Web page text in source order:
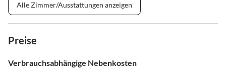
Alle Zimmer/Ausstattungen anzeigen
Preise
Verbrauchsabhängige Nebenkosten